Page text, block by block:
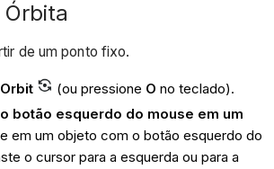
de um ponto fixo.
Orbit (ou pressione O no teclado).
botão esquerdo do mouse em um
em um objeto com o botão esquerdo do
o cursor para a esquerda ou para a